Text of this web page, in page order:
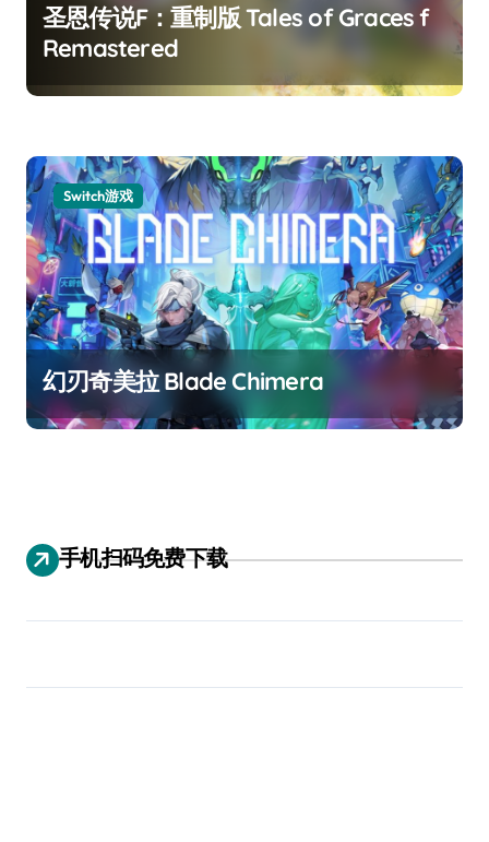
圣恩传说F：重制版 Tales of Graces f
Remastered
Switch游戏
幻刃奇美拉 Blade Chimera
手机扫码免费下载